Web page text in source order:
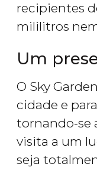
recipientes
mililitros
Um
O Sky
cidade e
tornando-se
visita a um
seja